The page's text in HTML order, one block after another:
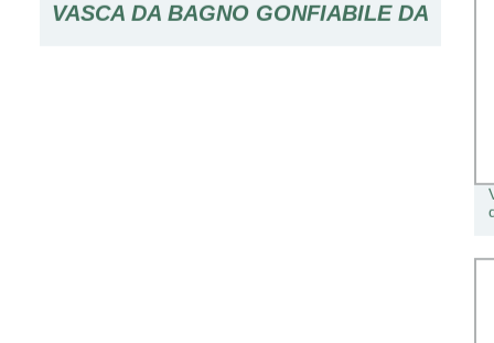
VASCA DA BAGNO GONFIABILE DA